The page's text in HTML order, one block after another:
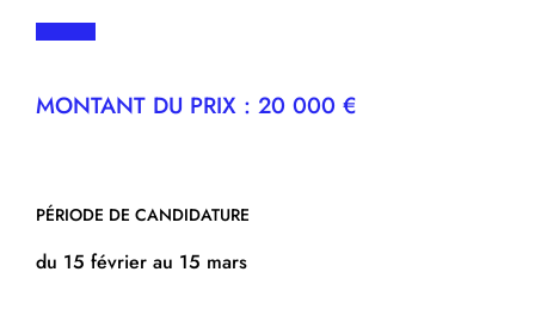
MONTANT DU PRIX : 20 000 €
PÉRIODE DE CANDIDATURE
du 15 février au 15 mars